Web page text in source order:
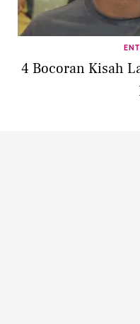
4 Bocoran Kisah